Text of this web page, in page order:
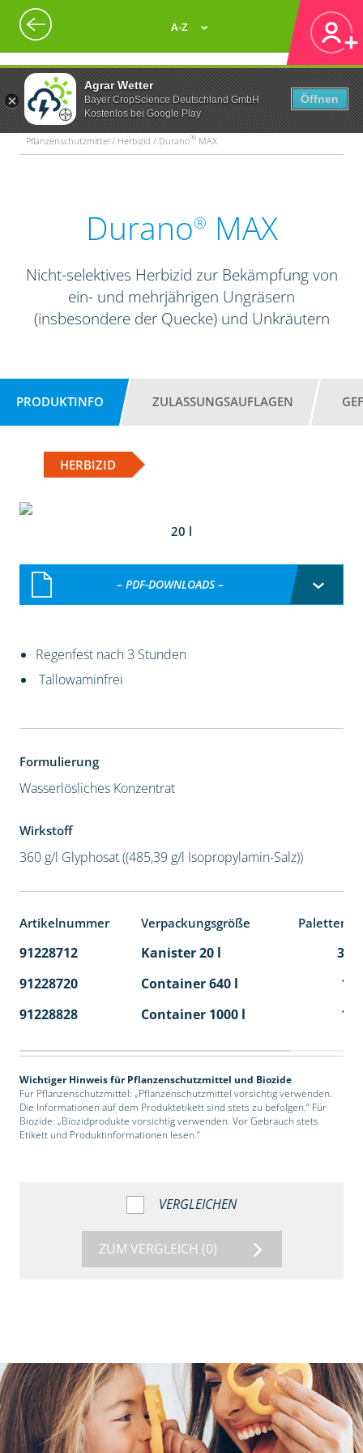
Agrar Wetter
Bayer CropScience Deutschland GmbH
Kostenlos bei Google Play
Öffnen
A-Z
Pflanzenschutzmittel / Herbizid / Durano® MAX
Durano® MAX
Nicht-selektives Herbizid zur Bekämpfung von
ein- und mehrjährigen Ungräsern
(insbesondere der Quecke) und Unkräutern
PRODUKTINFO ZULASSUNGSAUFLAGEN
HERBIZID
20 l
– PDF-DOWNLOADS –
Regenfest nach 3 Stunden
Tallowaminfrei
Formulierung
Wasserlösliches Konzentrat
Wirkstoff
360 g/l Glyphosat ((485,39 g/l Isopropylamin-Salz))
Artikelnummer Verpackungsgröße
91228712 Kanister 20 l
32
91228720
Container 640 l
1
91228828
Container 1000 l 1
Wichtiger Hinweis für Pflanzenschutzmittel und Biozide
Für Pflanzenschutzmittel: „Pflanzenschutzmittel vorsichtig verwenden.
Die Informationen auf dem Produktetikett sind stets zu befolgen.“ Für
Biozide: „Biozidprodukte vorsichtig verwenden. Vor Gebrauch stets
Etikett und Produktinformationen lesen.“
VERGLEICHEN
ZUM VERGLEICH (0)